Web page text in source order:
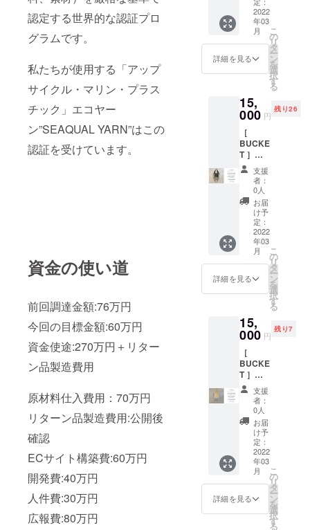
認定する世界的な認証プロ
グラムです。
私たちが使用する「アップ
サイクル・マリン・プラス
チック」エコヤー
ン”SEAQUAL YARN”はこの
認証を受けています。
資金の使い道
前回調達金額:76万円
今回の目標金額:60万円
資金使途:270万円＋リター
ン品製造費用
原材料仕入費用：70万円
リターン品製造費用:公開後
確認
ECサイト構築費:60万円
開発費:40万円
人件費:30万円
広報費:80万円
ご負担
してお
届けし
ます。
32/20×
D14
120cm(
装着
時）
能。 一
般販売
を前に
ご支援
いた方
には通
0(商品
￥11,00
0+消費
税
￥1,100
+送料
￥300)
のとこ
ろ消費
税、送
料をこ
ちらで
ご負担
してお
届けし
H20×W
32/20×
ダー約
120cm(
装着時
クルワ
タを詰
めた大
柄のキ
ルト生
地。
CLEAN
OCEAN
セージ
のプリ
ント部
分など
に規格
外生地
として
廃棄処
分予定
だった
ECO
SUEDE
用。ハ
ンドル
釦で１
タッチ
装着。
ショル
ダー紐
は結ん
で長さ
調整可
能。
H33×W
37/22×
D14
ショル
ダー約
90cm(
時）
￥600）
→20%
OFFの
￥13,68
0 ベー
UNKS
を象徴
する海
洋プラ
スチッ
クゴミ
のリサ
イクル
生地に
リサイ
クルワ
タを詰
めた大
柄のキ
ルト生
地。
”TOGE
OCEAN
"メッ
のプリ
ント部
分など
に規格
外生地
として
廃棄処
分予定
だった
ECO
SUEDE
を使
ンドル
はス
＆ショ
ルダー
2way
バッ
グ。限
定10個
を特別
お届け
するプ
ランで
す。 通
常
￥17,10
0（商品
￥15,00
0＋消費
税
￥1,500
＋送料
￥600）
→20%
OFFの
￥13,68
0 ベー
UNKS
を象徴
する海
洋プラ
スチッ
クゴミ
のリサ
イクル
生地に
リサイ
クルワ
タを詰
めた大
柄のキ
ルト生
地。
”TOGE
2022
年03
月
詳細を見る
こ
の
リ
タ
ー
ン
を
選
択
す
る
15,
000 円
残り26
［
BUCKE
T ］
c#/vivid
（ヴィ
ヴィッ
ド）バ
ケツ型
のトー
ト＆
ショル
ダー
2way
バッ
グ。
ベース
PORTR
UNKS
を象徴
する海
洋プラ
スチッ
クゴミ
のリサ
イクル
生地に
リサイ
クルワ
タを詰
めた大
柄のキ
ルト生
地。
支援
者：
0人
お届
け予
定：
2022
年03
月
詳細を見る
こ
の
リ
タ
ー
ン
を
選
択
す
る
15,
000 円
残り7
［
BUCKE
T ］
c#/multi
（マル
チ）バ
ケツ型
のトー
ト＆
ショル
ダー
2way
バッ
グ。
ベース
生地は
支援
者：
0人
お届
け予
定：
2022
年03
月
詳細を見る
こ
の
リ
タ
ー
ン
を
選
択
す
る